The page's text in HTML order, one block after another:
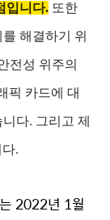
입니다. 또한
해결하기 위
전성 위주의
픽 카드에 대
다. 그리고 제
.
는 2022년 1월